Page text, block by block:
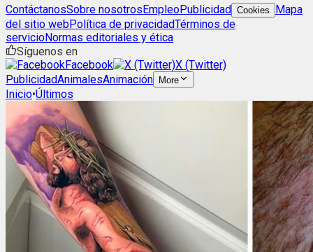
ContáctanosSobre nosotrosEmpleoPublicidad Cookies
Mapa
del sitio webPolítica de privacidadTérminos de
servicioNormas editoriales y ética
Síguenos en
Facebook
X (Twitter)
PublicidadAnimalesAnimación More
Inicio•Últimos